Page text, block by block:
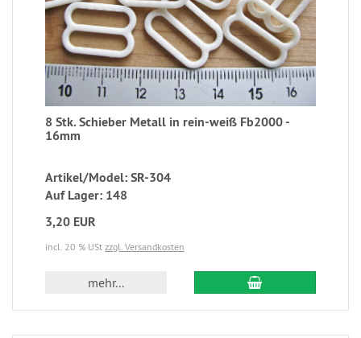
8 Stk. Schieber Metall in rein-weiß Fb2000 -
16mm
Artikel/Model: SR-304
Auf Lager: 148
3,20 EUR
incl. 20 % USt zzgl. Versandkosten
mehr...